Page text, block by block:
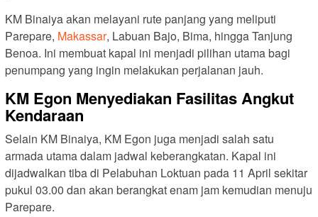
KM Binaiya akan melayani rute panjang yang meliputi
Parepare, Makassar, Labuan Bajo, Bima, hingga Tanjung
Benoa. Ini membuat kapal ini menjadi pilihan utama bagi
penumpang yang ingin melakukan perjalanan jauh.
KM Egon Menyediakan Fasilitas Angkut
Kendaraan
Selain KM Binaiya, KM Egon juga menjadi salah satu
armada utama dalam jadwal keberangkatan. Kapal ini
dijadwalkan tiba di Pelabuhan Loktuan pada 11 April sekitar
pukul 03.00 dan akan berangkat enam jam kemudian menuju
Parepare.